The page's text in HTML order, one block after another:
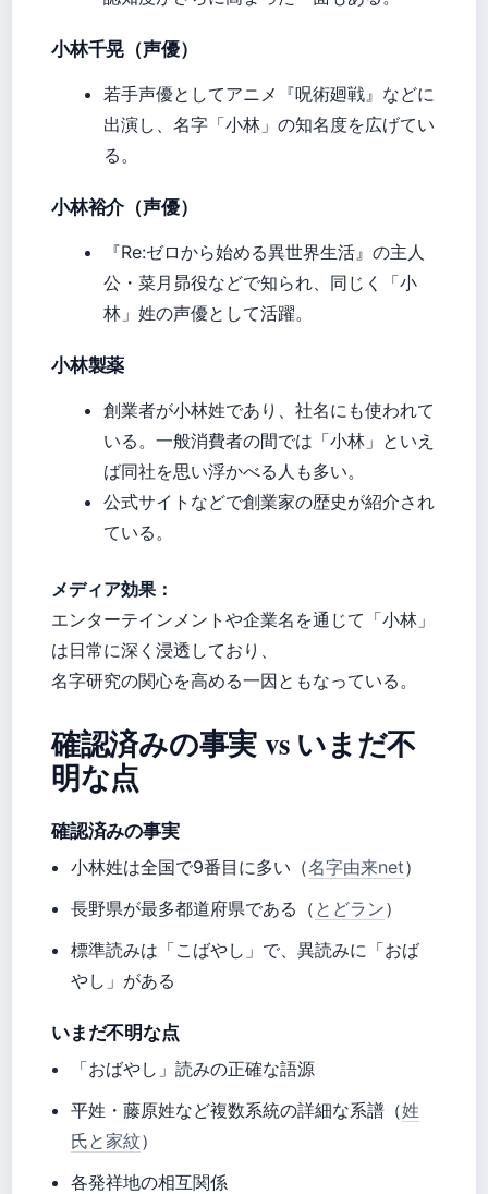
小林千晃（声優）
若手声優としてアニメ『呪術廻戦』などに
出演し、名字「小林」の知名度を広げてい
る。
小林裕介（声優）
『Re:ゼロから始める異世界生活』の主人
公・菜月昴役などで知られ、同じく「小
林」姓の声優として活躍。
小林製薬
創業者が小林姓であり、社名にも使われて
いる。一般消費者の間では「小林」といえ
ば同社を思い浮かべる人も多い。
公式サイトなどで創業家の歴史が紹介され
ている。
メディア効果：
エンターテインメントや企業名を通じて「小林」
は日常に深く浸透しており、
名字研究の関心を高める一因ともなっている。
確認済みの事実 vs いまだ不
明な点
確認済みの事実
小林姓は全国で9番目に多い（名字由来net）
長野県が最多都道府県である（ とどラン）
標準読みは「こばやし」で、異読みに「おば
やし」がある
いまだ不明な点
「おばやし」読みの正確な語源
平姓・藤原姓など複数系統の詳細な系譜（姓
氏と家紋）
各発祥地の相互関係